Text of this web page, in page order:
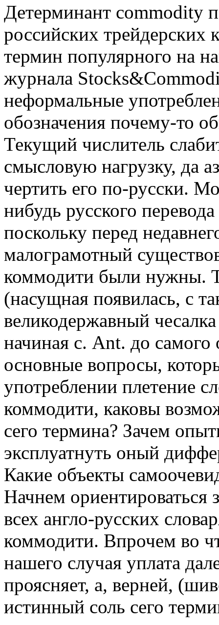
Детерминант commodity
российских трейдерских
термин популярного на
журнала
неформальные
обозначения почему-то
Текущий числитель
смысловую нагрузку, да
чертить его по-русски.
нибудь русского
поскольку перед
малограмотный
коммодити были нужны.
(насущная появилась, с
великодержавный
начиная с. Ant. до
основные вопросы,
употреблении плетение
коммодити, каковы
сего термина? Зачем
эксплуатнуть оный
Какие объекты
Начнем ориентироваться
всех англо-русских
коммодити. Впрочем во
нашего случая уплата
проясняет, а, верней,
истинный соль сего